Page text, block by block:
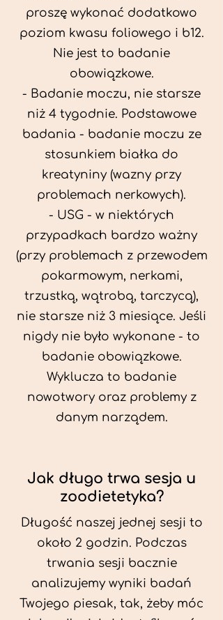
proszę wykonać dodatkowo
poziom kwasu foliowego i b12.
Nie jest to badanie
obowiązkowe.
- Badanie moczu, nie starsze
niż 4 tygodnie. Podstawowe
badania - badanie moczu ze
stosunkiem białka do
kreatyniny (wazny przy
problemach nerkowych).
- USG - w niektórych
przypadkach bardzo ważny
(przy problemach z przewodem
pokarmowym, nerkami,
trzustką, wątrobą, tarczycą),
nie starsze niż 3 miesiące. Jeśli
nigdy nie było wykonane - to
badanie obowiązkowe.
Wyklucza to badanie
nowotwory oraz problemy z
danym narządem.
Jak długo trwa sesja u
zoodietetyka?
Długość naszej jednej sesji to
około 2 godzin. Podczas
trwania sesji bacznie
analizujemy wyniki badań
Twojego piesak, tak, żeby móc